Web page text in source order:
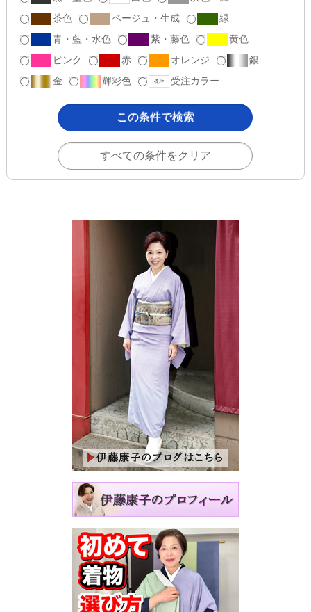
茶色
ベージュ・生成
緑
青・藍・水色
紫・藤色
黄色
ピンク
赤 オレンジ
銀
金
輝彩色 受注カラー